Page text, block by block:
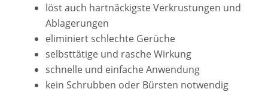
löst auch hartnäckigste Verkrustungen und
Ablagerungen
eliminiert schlechte Gerüche
selbsttätige und rasche Wirkung
schnelle und einfache Anwendung
kein Schrubben oder Bürsten notwendig